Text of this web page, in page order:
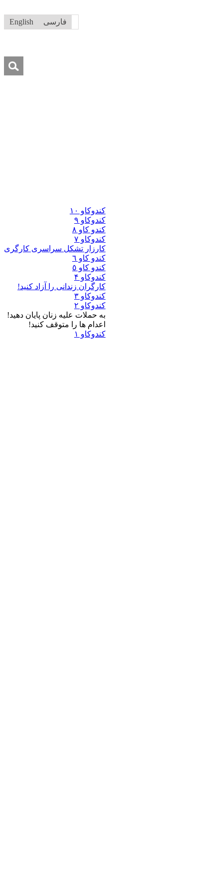
فارسی English
کندوکاو ١٠
کندوکاو ٩
کندو کاو ٨
کندوکاو ۷
کارزار تشکل سراسرى کارگرى
کندو کاو ٦
کندو کاو ٥
کندوکاو ۴
کارگران زندانى را آزاد کنيد!
کندوکاو ۳
کندوکاو ۲
به حملات عليه زنان پايان دهيد!
اعدام ها را متوقف کنيد!
کندوکاو ۱